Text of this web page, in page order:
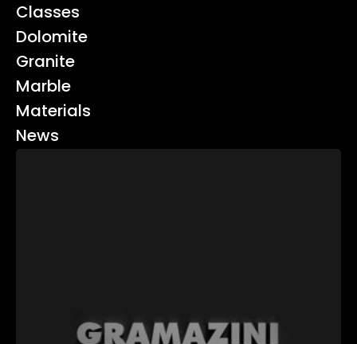
Classes
Dolomite
Granite
Marble
Materials
News